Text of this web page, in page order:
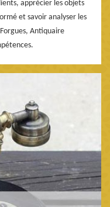
apprécier les objets
et savoir analyser les
Antiquaire